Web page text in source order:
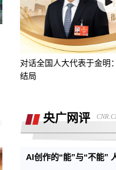
对话全国人大代表于金明
结局
央广网评
AI创作的“能”与“不能”